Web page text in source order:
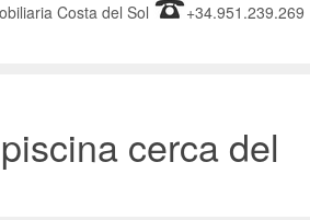
Costa del Sol +34.951.239.269
cerca del